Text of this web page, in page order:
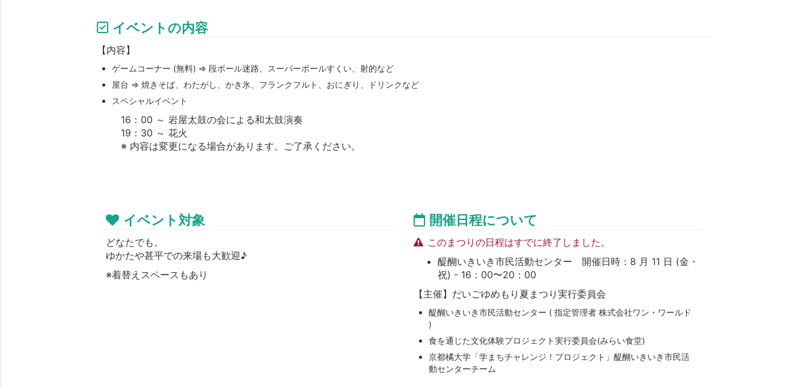
イベントの内容
【内容】
ゲームコーナー (無料) ⇒ 段ボール迷路、スーパーボールすくい、射的など
屋台 ⇒ 焼きそば、わたがし、かき氷、フランクフルト、おにぎり、ドリンクなど
スペシャルイベント
16：00 ～ 岩屋太鼓の会による和太鼓演奏
19：30 ～ 花火
※ 内容は変更になる場合があります。ご了承ください。
イベント対象
どなたでも。
ゆかたや甚平での来場も大歓迎♪
※着替えスペースもあり
開催日程について
このまつりの日程はすでに終了しました。
醍醐いきいき市民活動センター 開催日時：8 月 11 日 (金・
祝) - 16：00〜20：00
【主催】だいごゆめもり夏まつり実行委員会
醍醐いきいき市民活動センター ( 指定管理者 株式会社ワン・ワールド
)
食を通じた文化体験プロジェクト実行委員会(みらい食堂)
京都橘大学「学まちチャレンジ！プロジェクト」醍醐いきいき市民活
動センターチーム